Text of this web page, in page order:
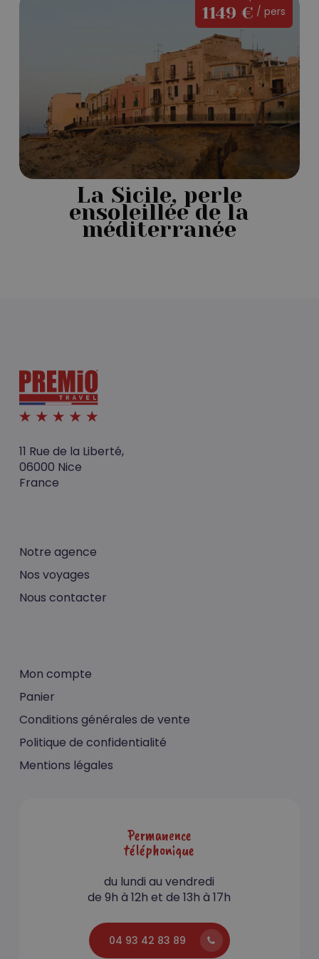
ensoleillée
de
la
méditerranée
La Sicile, perle
ensoleillée de la
méditerranée
1149 € / pers
11 Rue de la Liberté,
06000 Nice
France
Notre agence
Nos voyages
Nous contacter
Mon compte
Panier
Conditions générales de vente
Politique de confidentialité
Mentions légales
Permanence
téléphonique
du lundi au vendredi
de 9h à 12h et de 13h à 17h
04 93 42 83 89